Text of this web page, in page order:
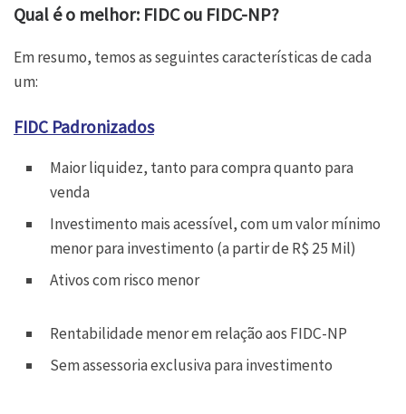
Qual é o melhor: FIDC ou FIDC-NP?
Em resumo, temos as seguintes características de cada
um:
FIDC Padronizados
Maior liquidez, tanto para compra quanto para
venda
Investimento mais acessível, com um valor mínimo
menor para investimento (a partir de R$ 25 Mil)
Ativos com risco menor
Rentabilidade menor em relação aos FIDC-NP
Sem assessoria exclusiva para investimento